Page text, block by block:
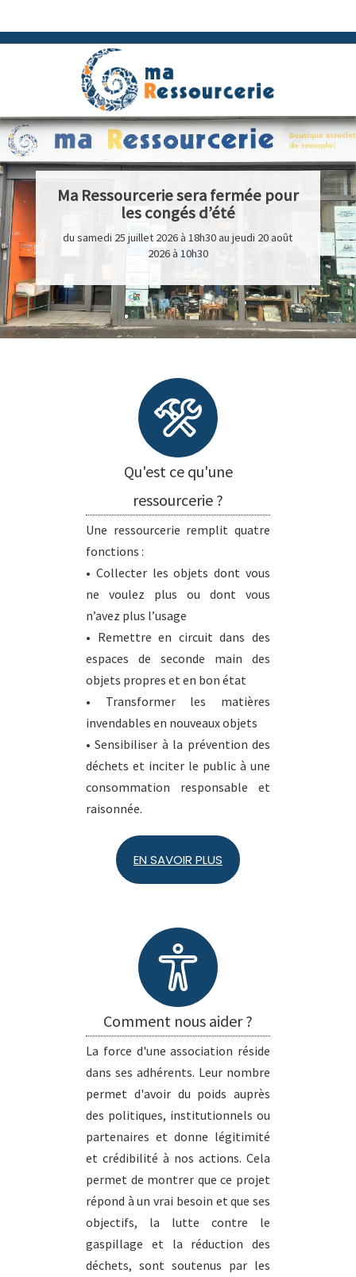
Ma Ressourcerie sera fermée pour
les congés d’été
du samedi 25 juillet 2026 à 18h30 au jeudi 20 août
2026 à 10h30
Qu'est ce qu'une
ressourcerie ?
Une ressourcerie remplit quatre
fonctions :
• Collecter les objets dont vous
ne voulez plus ou dont vous
n’avez plus l’usage
• Remettre en circuit dans des
espaces de seconde main des
objets propres et en bon état
• Transformer les matières
invendables en nouveaux objets
• Sensibiliser à la prévention des
déchets et inciter le public à une
consommation responsable et
raisonnée.
EN SAVOIR PLUS
Comment nous aider ?
La force d'une association réside
dans ses adhérents. Leur nombre
permet d'avoir du poids auprès
des politiques, institutionnels ou
partenaires et donne légitimité
et crédibilité à nos actions. Cela
permet de montrer que ce projet
répond à un vrai besoin et que ses
objectifs, la lutte contre le
gaspillage et la réduction des
déchets, sont soutenus par les